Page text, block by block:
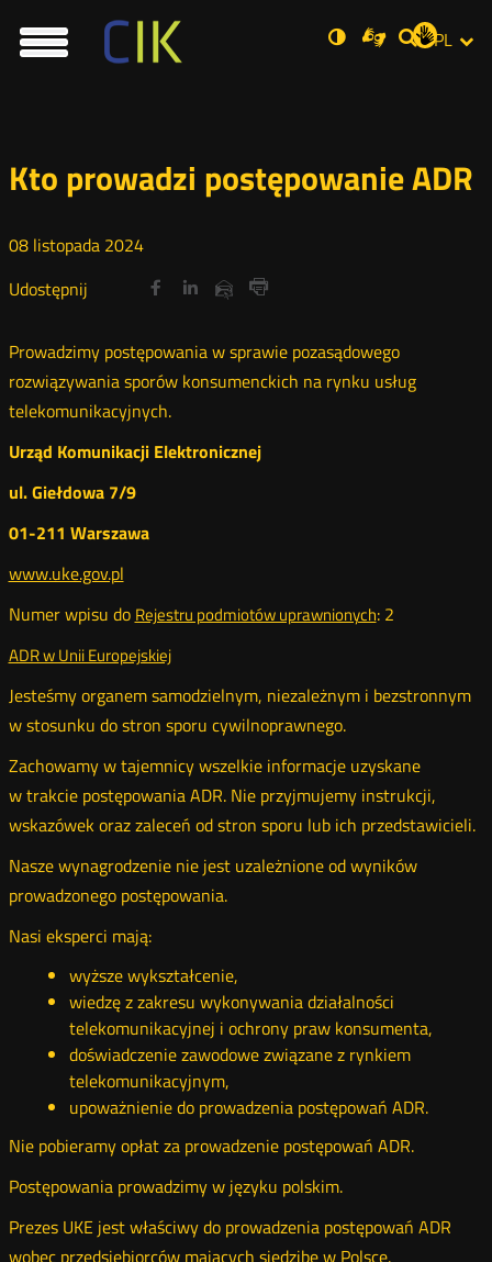
Menu
Wersja
Dla
niesłyszących
Nowa
karta
Otwórz
w
Nowa
karta
Social
PL
Kto prowadzi postępowanie ADR
08 listopada 2024
Udostępnij
Udostępnij
Twitter
Nowa
Udostępnij
Facebook
Nowa
Udostępnij
Linkedin
Nowa Udostępnij
e-
mail
Prowadzimy postępowania w sprawie pozasądowego
rozwiązywania sporów konsumenckich na rynku usług
telekomunikacyjnych.
Urząd Komunikacji Elektronicznej
ul. Giełdowa 7/9
01-211 Warszawa
www.uke.gov.pl
Numer wpisu do Rejestru podmiotów uprawnionychNowa
: 2
ADR w Unii EuropejskiejNowa
karta
Jesteśmy organem samodzielnym, niezależnym i bezstronnym
w stosunku do stron sporu cywilnoprawnego.
Zachowamy w tajemnicy wszelkie informacje uzyskane
w trakcie postępowania ADR. Nie przyjmujemy instrukcji,
wskazówek oraz zaleceń od stron sporu lub ich przedstawicieli.
Nasze wynagrodzenie nie jest uzależnione od wyników
prowadzonego postępowania.
Nasi eksperci mają:
wyższe wykształcenie,
wiedzę z zakresu wykonywania działalności
telekomunikacyjnej i ochrony praw konsumenta,
doświadczenie zawodowe związane z rynkiem
telekomunikacyjnym,
upoważnienie do prowadzenia postępowań ADR.
Nie pobieramy opłat za prowadzenie postępowań ADR.
Postępowania prowadzimy w języku polskim.
Prezes UKE jest właściwy do prowadzenia postępowań ADR
wobec przedsiębiorców mających siedzibę w Polsce.